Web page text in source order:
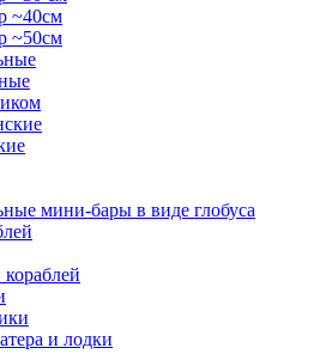
~40см
~50см
мини-бары в виде глобуса
и лодки